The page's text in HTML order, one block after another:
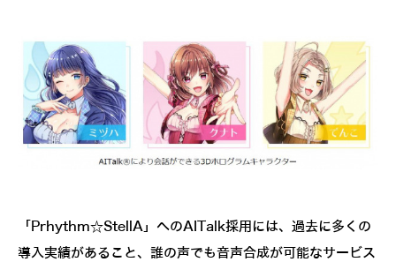
「Prhythm☆StellA」へのAITalk採用には、過去に多くの
導入実績があること、誰の声でも音声合成が可能なサービス